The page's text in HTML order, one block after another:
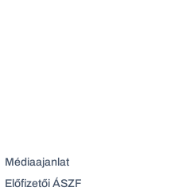
Médiaajanlat
Előfizetői ÁSZF